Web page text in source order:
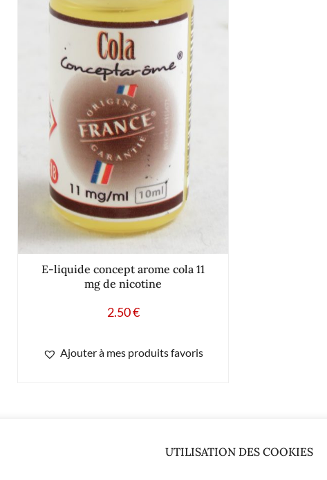
E-liquide concept arome cola 11
mg de nicotine
2.50€
Ajouter à mes produits favoris
UTILISATION DES COOKIES